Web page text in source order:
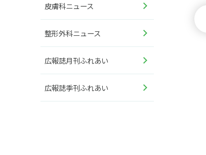
皮膚科ニュース
整形外科ニュース
広報誌月刊ふれあい
広報誌季刊ふれあい